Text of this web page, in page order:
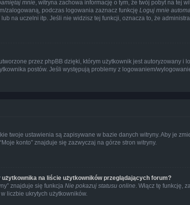
mnie, witryna zachowa informację o tym, że twój pobyt na tej
zalogowaną, podczas logowania zaznacz funkcję Loguj mnie
na uczelni itp. Jeśli nie widzisz tej funkcji, oznacza to, że
przez phpBB dzięki, którym użytkownik jest autoryzowany
postów. Jeśli występują problemy z logowaniem/
twoje ustawienia są zapisywane w bazie danych witryny. Aby je
konto” znajduje się zazwyczaj na górze stron witryny.
na liście użytkowników przeglądających forum?
znajduje się funkcja Nie pokazuj statusu online. Włącz tę funkcję,
liczbie ukrytych użytkowników.